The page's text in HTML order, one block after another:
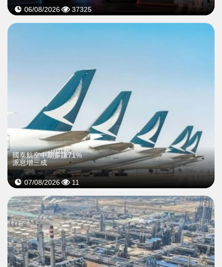
06/08/2026 37325
國泰航空中期多賺71%
派息增三成
07/08/2026 11